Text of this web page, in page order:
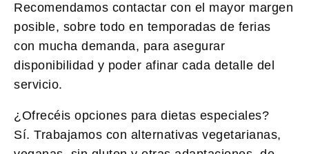
Recomendamos contactar con el mayor margen
posible, sobre todo en temporadas de ferias
con mucha demanda, para asegurar
disponibilidad y poder afinar cada detalle del
servicio.
¿Ofrecéis opciones para dietas especiales?
Sí. Trabajamos con alternativas vegetarianas,